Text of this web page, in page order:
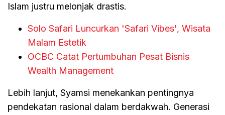
Islam justru melonjak drastis.
Solo Safari Luncurkan 'Safari Vibes', Wisata
Malam Estetik
OCBC Catat Pertumbuhan Pesat Bisnis
Wealth Management
Lebih lanjut, Syamsi menekankan pentingnya
pendekatan rasional dalam berdakwah. Generasi